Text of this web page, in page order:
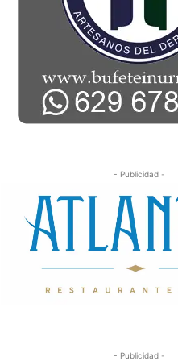
- Publicidad -
- Publicidad -